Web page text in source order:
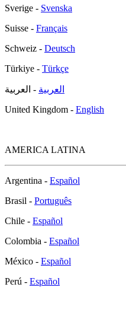
Sverige - Svenska
Suisse - Français
Schweiz - Deutsch
Türkiye - Türkçe
العربية - العربية
United Kingdom - English
AMERICA LATINA
Argentina - Español
Brasil - Português
Chile - Español
Colombia - Español
México - Español
Perú - Español